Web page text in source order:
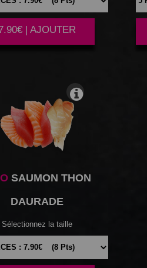
| AJOUTER
SAUMON THON
DAURADE
Sélectionnez la taille